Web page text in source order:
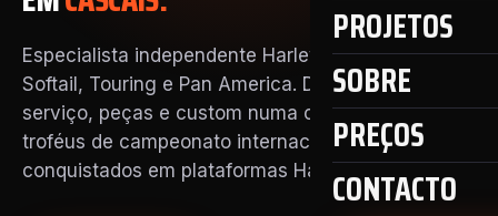
PROJETOS
SOBRE
PREÇOS
CONTACTO
Especialista independente Harley para Sportster,
Softail, Touring e Pan America. Diagnóstico,
serviço, peças e custom numa oficina com vários
troféus de campeonato internacional
conquistados em plataformas Harley-Davidson.